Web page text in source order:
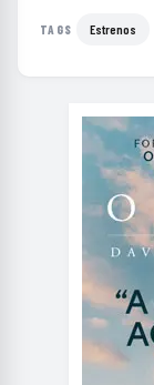
TAGS Estrenos